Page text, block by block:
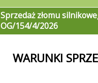
Sprzedaż złomu
OG/154/4/2026
WARUNKI